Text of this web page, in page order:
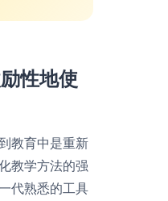
性地使
教育中是重新
教学方法的强
代熟悉的工具